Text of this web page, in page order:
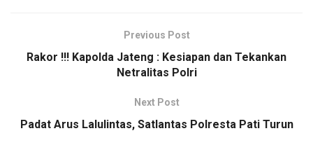
o
s
A
p
Li
n
k
e
Previous Post
Rakor !!! Kapolda Jateng : Kesiapan dan Tekankan
Netralitas Polri
Next Post
Padat Arus Lalulintas, Satlantas Polresta Pati Turun